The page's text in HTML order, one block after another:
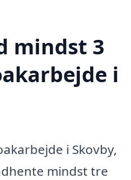
mindst 3
i
i Skovby,
mindst tre